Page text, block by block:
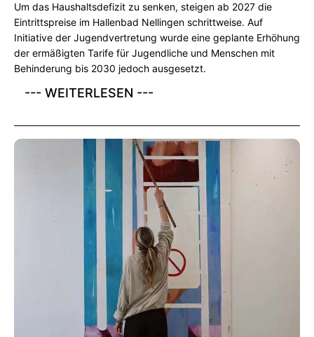
Um das Haushaltsdefizit zu senken, steigen ab 2027 die
Eintrittspreise im Hallenbad Nellingen schrittweise. Auf
Initiative der Jugendvertretung wurde eine geplante Erhöhung
der ermäßigten Tarife für Jugendliche und Menschen mit
Behinderung bis 2030 jedoch ausgesetzt.
--- WEITERLESEN ---